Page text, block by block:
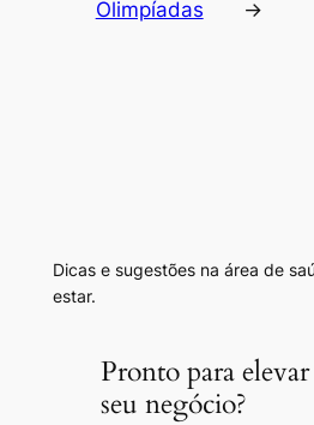
Olimpíadas
→
Dicas e sugestões na área de
estar.
Pronto para
seu negócio?